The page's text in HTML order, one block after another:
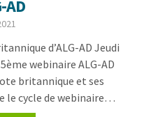
AD
d’ALG-AD Jeudi
webinaire ALG-AD
britannique et ses
le cycle de webinaire…